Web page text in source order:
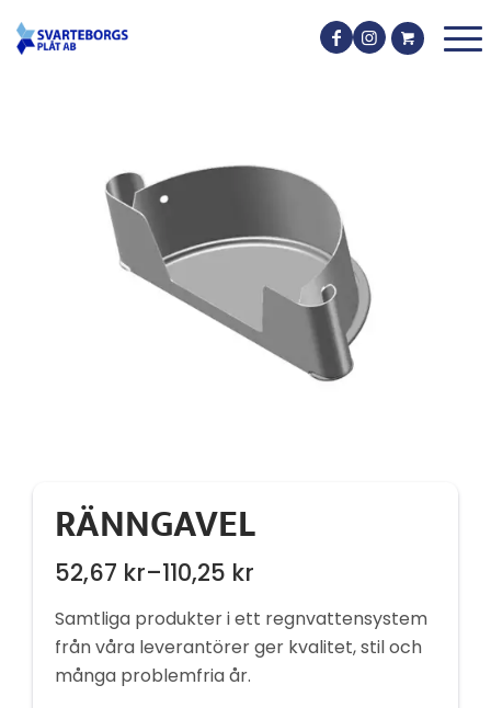
RÄNNGAVEL
52,67 kr–110,25 kr
Prisintervall:
52,67 kr
till
110,25 kr
Samtliga produkter i ett regnvattensystem
från våra leverantörer ger kvalitet, stil och
många problemfria år.